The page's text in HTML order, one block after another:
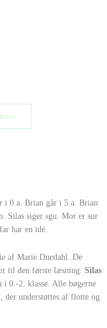
i 0.a. Brian går i 5.a. Brian
Silas siger sgu. Mor er sur
har en idé.
af Marie Duedahl. De
til den første læsning. Silas
0.-2. klasse. Alle bøgerne
understøttes af flotte og